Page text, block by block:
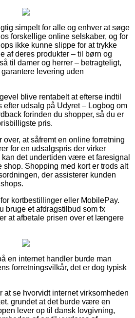
simpelt for alle og enhver at søge
forskellige online selskaber, og for
ikke kunne slippe for at trykke
af deres produkter – til børn og
til damer og herrer – betragteligt,
levering uden
blive rentabelt at efterse indtil
efter udsalg på Udyret – Logbog om
forinden du shopper, så du er
pris.
at såfremt en online forretning
for en udsalgspris der virker
det undertiden være et faresignal
shop. Shopping med kort er trods alt
der assisterer kunden
kortbestillinger eller MobilePay.
bruge et afdragstilbud som fx
at afbetale prisen over et længere
en internet handler burde man
forretningsvilkår, det er dog typisk
at se hvorvidt internet virksomheden
grundet at det burde være en
lever op til dansk lovgivning,